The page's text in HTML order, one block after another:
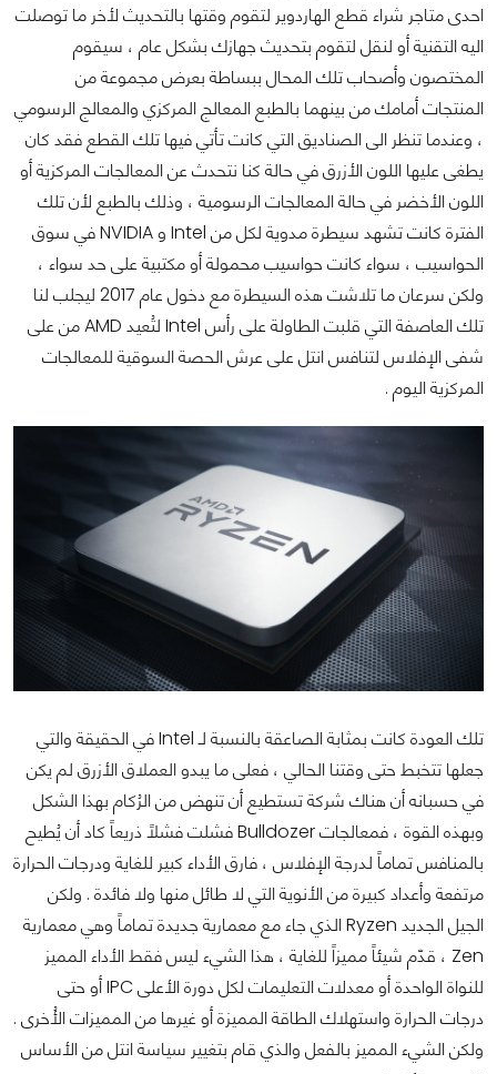
احدى متاجر شراء قطع الهاردوير لتقوم وقتها بالتحديث لأخر ما توصلت
اليه التقنية أو لنقل لتقوم بتحديث جهازك بشكل عام ، سيقوم
المختصون وأصحاب تلك المحال ببساطة بعرض مجموعة من
المنتجات أمامك من بينهما بالطبع المعالج المركزي والمعالج الرسومي
، وعندما تنظر الى الصناديق التي كانت تأتي فيها تلك القطع فقد كان
يطغى عليها اللون الأزرق في حالة كنا نتحدث عن المعالجات المركزية أو
اللون الأخضر في حالة المعالجات الرسومية ، وذلك بالطبع لأن تلك
الفترة كانت تشهد سيطرة مدوية لكل من Intel و NVIDIA في سوق
الحواسيب ، سواء كانت حواسيب محمولة أو مكتبية على حد سواء ،
ولكن سرعان ما تلاشت هذه السيطرة مع دخول عام 2017 ليجلب لنا
تلك العاصفة التي قلبت الطاولة على رأس Intel لتُعيد AMD من على
شفى الإفلاس لتنافس انتل على عرش الحصة السوقية للمعالجات
المركزية اليوم .
تلك العودة كانت بمثابة الصاعقة بالنسبة لـ Intel في الحقيقة والتي
جعلها تتخبط حتى وقتنا الحالي ، فعلى ما يبدو العملاق الأزرق لم يكن
في حسبانه أن هناك شركة تستطيع أن تنهض من الرُكام بهذا الشكل
وبهذه القوة ، فمعالجات Bulldozer فشلت فشلاً ذريعاً كاد أن يُطيح
بالمنافس تماماً لدرجة الإفلاس ، فارق الأداء كبير للغاية ودرجات الحرارة
مرتفعة وأعداد كبيرة من الأنوية التي لا طائل منها ولا فائدة . ولكن
الجيل الجديد Ryzen الذي جاء مع معمارية جديدة تماماً وهي معمارية
Zen ، قدّم شيئاً مميزاً للغاية ، هذا الشيء ليس فقط الأداء المميز
للنواة الواحدة أو معدلات التعليمات لكل دورة الأعلى IPC أو حتى
درجات الحرارة واستهلاك الطاقة المميزة أو غيرها من المميزات الأُخرى .
ولكن الشيء المميز بالفعل والذي قام بتغيير سياسة انتل من الأساس